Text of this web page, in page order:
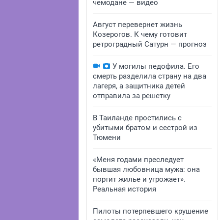
чемодане — видео
Август перевернет жизнь
Козерогов. К чему готовит
ретроградный Сатурн — прогноз
У могилы педофила. Его
смерть разделила страну на два
лагеря, а защитника детей
отправила за решетку
В Таиланде простились с
убитыми братом и сестрой из
Тюмени
«Меня годами преследует
бывшая любовница мужа: она
портит жилье и угрожает».
Реальная история
Пилоты потерпевшего крушение